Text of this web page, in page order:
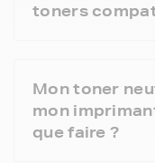
toners
Mon toner
mon
que faire ?